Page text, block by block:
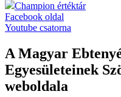
Champion értéktár
Facebook oldal
Youtube csatorna
A Magyar
Egyesületeinek
weboldala